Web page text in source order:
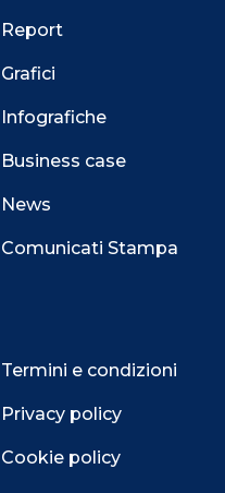
Report
Grafici
Infografiche
Business case
News
Comunicati Stampa
Termini e condizioni
Privacy policy
Cookie policy